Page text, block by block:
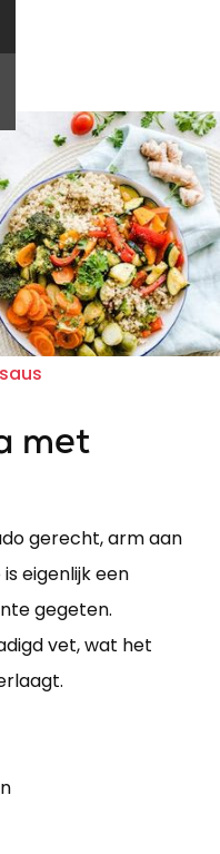
met
gerecht, arm aan
eigenlijk een
gegeten.
vet, wat het